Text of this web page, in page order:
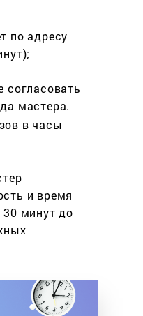
по адресу
мастера.
в часы
и время
30 минут до